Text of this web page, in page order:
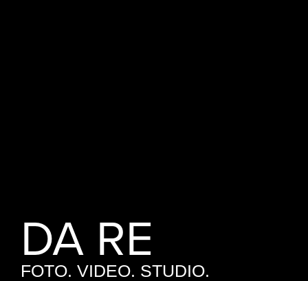
DA RE
FOTO. VIDEO. STUDIO.